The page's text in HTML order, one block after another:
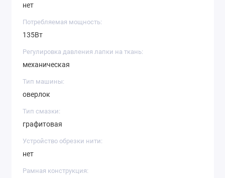
нет
Потребляемая мощность:
135Вт
Регулировка давления лапки на ткань:
механическая
Тип машины:
оверлок
Тип смазки:
графитовая
Устройство обрезки нити:
нет
Рамная конструкция: